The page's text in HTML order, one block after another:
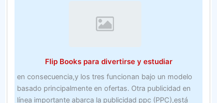
inversión
–
Bienes
inmuebles
Flip Books para divertirse y estudiar
en consecuencia,y los tres funcionan bajo un modelo
basado principalmente en ofertas. Otra publicidad en
línea importante abarca la publicidad ppc (PPC),está